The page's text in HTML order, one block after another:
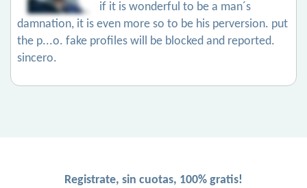
if it is wonderful to be a man´s
damnation, it is even more so to be his perversion. put
the p...o. fake profiles will be blocked and reported.
sincero.
Registrate, sin cuotas, 100% gratis!